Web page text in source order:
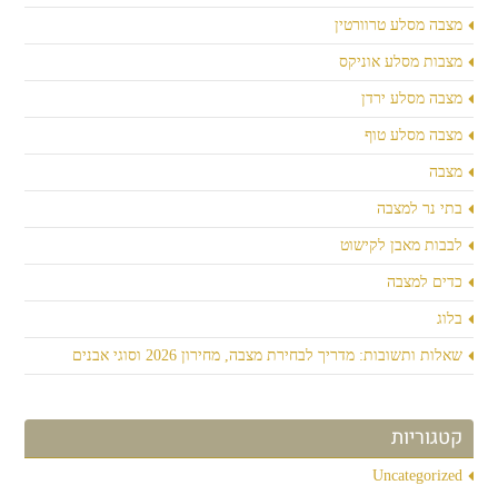
מצבה מסלע טרוורטין
מצבות מסלע אוניקס
מצבה מסלע ירדן
מצבה מסלע טוף
מצבה
בתי נר למצבה
לבבות מאבן לקישוט
כדים למצבה
בלוג
שאלות ותשובות: מדריך לבחירת מצבה, מחירון 2026 וסוגי אבנים
קטגוריות
Uncategorized